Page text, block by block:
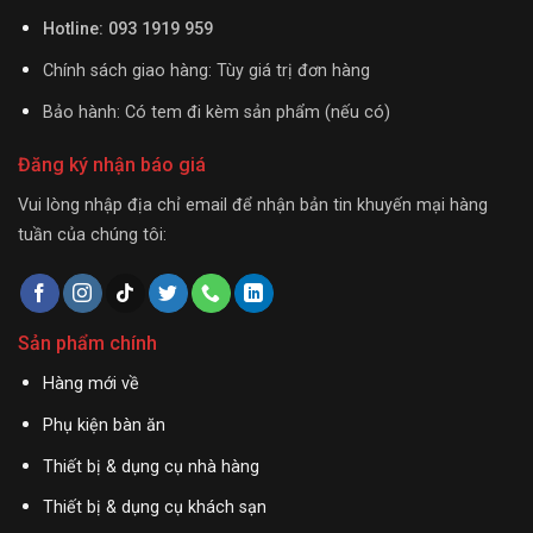
Hotline: 093 1919 959
Chính sách giao hàng: Tùy giá trị đơn hàng
Bảo hành: Có tem đi kèm sản phẩm (nếu có)
Đăng ký nhận báo giá
Vui lòng nhập địa chỉ email để nhận bản tin khuyến mại hàng
tuần của chúng tôi:
Sản phẩm chính
Hàng mới về
Phụ kiện bàn ăn
Thiết bị & dụng cụ nhà hàng
Thiết bị & dụng cụ khách sạn